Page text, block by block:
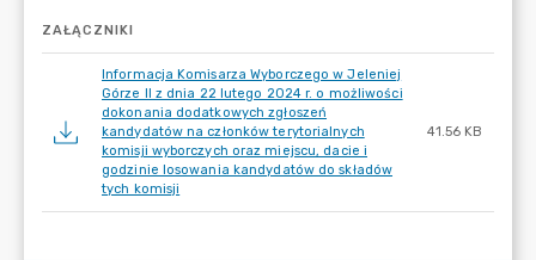
ZAŁĄCZNIKI
Informacja Komisarza Wyborczego w Jeleniej
Górze II z dnia 22 lutego 2024 r. o możliwości
dokonania dodatkowych zgłoszeń
kandydatów na członków terytorialnych
komisji wyborczych oraz miejscu, dacie i
godzinie losowania kandydatów do składów
tych komisji
41.56 KB